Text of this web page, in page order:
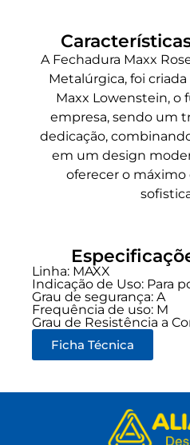
A Fechadura Maxx
Metalúrgica, foi
Maxx Lowenstein, o
empresa, sendo um
dedicação,
em um design
oferecer o máximo
Linha: MAXX
Indicação de Uso: Para
Grau de segurança: A
Frequência de uso: M
Grau de Resistência a
Ficha Técnica